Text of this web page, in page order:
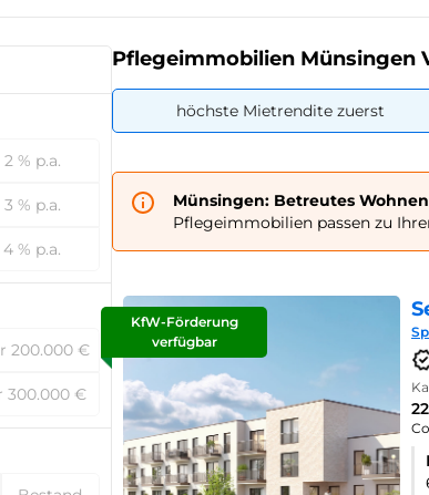
2 % p.a.
3 % p.a.
4 % p.a.
200.000 €
300.000 €
Pflegeimmobilien Münsingen
höchste Mietrendite zuerst
Münsingen: Betreutes
Pflegeimmobilien passen zu
KfW-Förderung
verfügbar